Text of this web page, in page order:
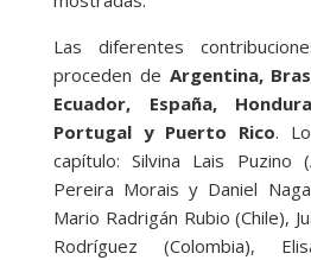
Las diferentes
proceden de Argentina,
Ecuador, España,
Portugal y Puerto Rico.
capítulo: Silvina Lais Puzino
Pereira Morais y Daniel
Mario Radrigán Rubio (Chile),
Rodríguez (Colombia),